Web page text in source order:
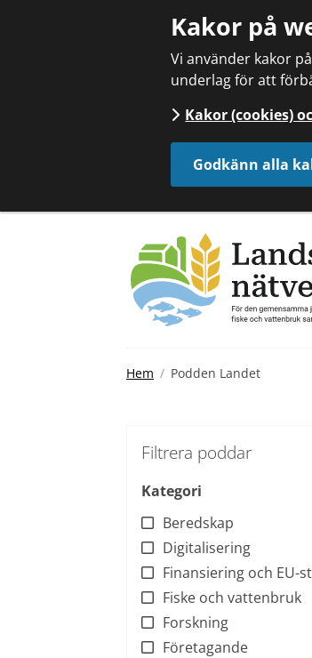
Kakor på
Vi använder kakor
underlag för att
Kakor (cookies)
Godkänn alla
Hem Podden Landet
Filtrera poddar
Kategori
Beredskap
Digitalisering
Finansiering och EU-
Fiske och vattenbruk
Forskning
Företagande